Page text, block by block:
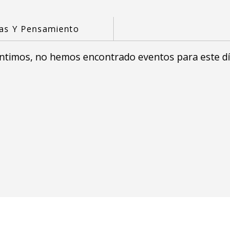
no hemos encontrado eventos para este